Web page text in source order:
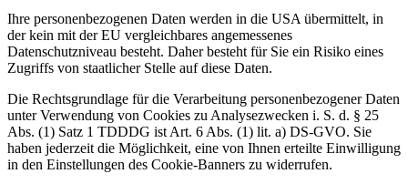
Ihre personenbezogenen Daten werden in die USA übermittelt, in
der kein mit der EU vergleichbares angemessenes
Datenschutzniveau besteht. Daher besteht für Sie ein Risiko eines
Zugriffs von staatlicher Stelle auf diese Daten.
Die Rechtsgrundlage für die Verarbeitung personenbezogener Daten
unter Verwendung von Cookies zu Analysezwecken i. S. d. § 25
Abs. (1) Satz 1 TDDDG ist Art. 6 Abs. (1) lit. a) DS-GVO. Sie
haben jederzeit die Möglichkeit, eine von Ihnen erteilte Einwilligung
in den Einstellungen des Cookie-Banners zu widerrufen.